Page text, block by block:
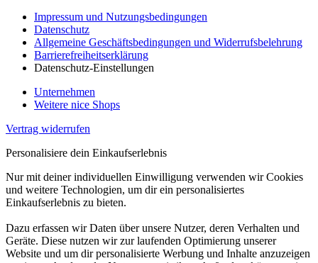
Impressum und Nutzungsbedingungen
Datenschutz
Allgemeine Geschäftsbedingungen und Widerrufsbelehrung
Barrierefreiheitserklärung
Datenschutz-Einstellungen
Unternehmen
Weitere nice Shops
Vertrag widerrufen
Personalisiere dein Einkaufserlebnis
Nur mit deiner individuellen Einwilligung verwenden wir Cookies
und weitere Technologien, um dir ein personalisiertes
Einkaufserlebnis zu bieten.
Dazu erfassen wir Daten über unsere Nutzer, deren Verhalten und
Geräte. Diese nutzen wir zur laufenden Optimierung unserer
Website und um dir personalisierte Werbung und Inhalte anzuzeigen